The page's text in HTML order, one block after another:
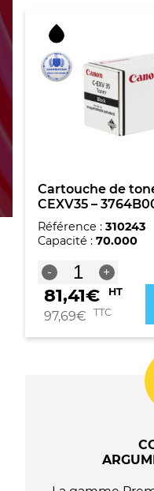
Cartouche de
CEXV35 –
Référence : 310243
Capacité : 70.000
-
quantité
de
Cartouche
de
original
+
81,41€ HT
97,69€ TTC